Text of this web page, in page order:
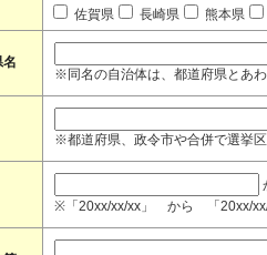
佐賀県
長崎県 熊本県
※同名の自治体は、都道府県とあ
※都道府県、政令市や合併で選挙
※「20xx/xx/xx」 から 「20xx/xx/